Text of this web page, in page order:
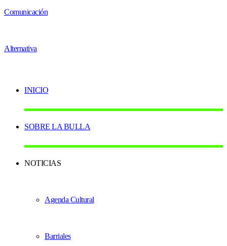
INICIO
SOBRE LA BULLA
NOTICIAS
Agenda Cultural
Barriales